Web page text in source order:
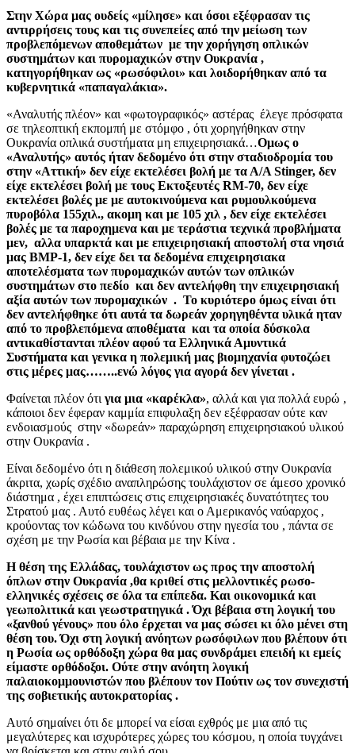
Στην Χώρα μας ουδείς «μίλησε» και όσοι εξέφρασαν τις
αντιρρήσεις τους και τις συνεπείες από την μείωση των
προβλεπόμενων αποθεμάτων με την χορήγηση οπλικών
συστημάτων και πυρομαχικών στην Ουκρανία ,
κατηγορήθηκαν ως «ρωσόφιλοι» και λοιδορήθηκαν από τα
κυβερνητικά «παπαγαλάκια».
«Αναλυτής πλέον» και «φωτογραφικός» αστέρας έλεγε πρόσφατα
σε τηλεοπτική εκπομπή με στόμφο , ότι χορηγήθηκαν στην
Ουκρανία οπλικά συστήματα μη επιχειρησιακά…Ομως ο
«Αναλυτής» αυτός ήταν δεδομένο ότι στην σταδιοδρομία του
στην «Αττική» δεν είχε εκτελέσει βολή με τα Α/Α Stinger, δεν
είχε εκτελέσει βολή με τους Εκτοξευτές RM-70, δεν είχε
εκτελέσει βολές με με αυτοκινούμενα και ρυμουλκούμενα
πυροβόλα 155χιλ., ακομη και με 105 χιλ , δεν είχε εκτελέσει
βολές με τα παροχημενα και με τεράστια τεχνικά προβλήματα
μεν, αλλα υπαρκτά και με επιχειρησιακή αποστολή στα νησιά
μας BMP-1, δεν είχε δει τα δεδομένα επιχειρησιακα
αποτελέσματα των πυρομαχικών αυτών των οπλικών
συστημάτων στο πεδίο και δεν αντελήφθη την επιχειρησιακή
αξία αυτών των πυρομαχικών . Το κυριότερο όμως είναι ότι
δεν αντελήφθηκε ότι αυτά τα δωρεάν χορηγηθέντα υλικά ηταν
από το προβλεπόμενα αποθέματα και τα οποία δύσκολα
αντικαθίστανται πλέον αφού τα Ελληνικά Αμυντικά
Συστήματα και γενικα η πολεμική μας βιομηχανία φυτοζώει
στις μέρες μας……..ενώ λόγος για αγορά δεν γίνεται .
Φαίνεται πλέον ότι για μια «καρέκλα», αλλά και για πολλά ευρώ ,
κάποιοι δεν έφεραν καμμία επιφυλαξη δεν εξέφρασαν ούτε καν
ενδοιασμούς στην «δωρεάν» παραχώρηση επιχειρησιακού υλικού
στην Ουκρανία .
Είναι δεδομένο ότι η διάθεση πολεμικού υλικού στην Ουκρανία
άκριτα, χωρίς σχέδιο αναπληρώσης τουλάχιστον σε άμεσο χρονικό
διάστημα , έχει επιπτώσεις στις επιχειρησιακές δυνατότητες του
Στρατού μας . Αυτό ευθέως λέγει και ο Αμερικανός ναύαρχος ,
κρούοντας τον κώδωνα του κινδύνου στην ηγεσία του , πάντα σε
σχέση με την Ρωσία και βέβαια με την Κίνα .
Η θέση της Ελλάδας, τουλάχιστον ως προς την αποστολή
όπλων στην Ουκρανία ,θα κριθεί στις μελλοντικές ρωσο-
ελληνικές σχέσεις σε όλα τα επίπεδα. Και οικονομικά και
γεωπολιτικά και γεωστρατηγικά . Όχι βέβαια στη λογική του
«ξανθού γένους» που όλο έρχεται να μας σώσει κι όλο μένει στη
θέση του. Όχι στη λογική ανόητων ρωσόφιλων που βλέπουν ότι
η Ρωσία ως ορθόδοξη χώρα θα μας συνδράμει επειδή κι εμείς
είμαστε ορθόδοξοι. Ούτε στην ανόητη λογική
παλαιοκομμουνιστών που βλέπουν τον Πούτιν ως τον συνεχιστή
της σοβιετικής αυτοκρατορίας .
Αυτό σημαίνει ότι δε μπορεί να είσαι εχθρός με μια από τις
μεγαλύτερες και ισχυρότερες χώρες του κόσμου, η οποία τυγχάνει